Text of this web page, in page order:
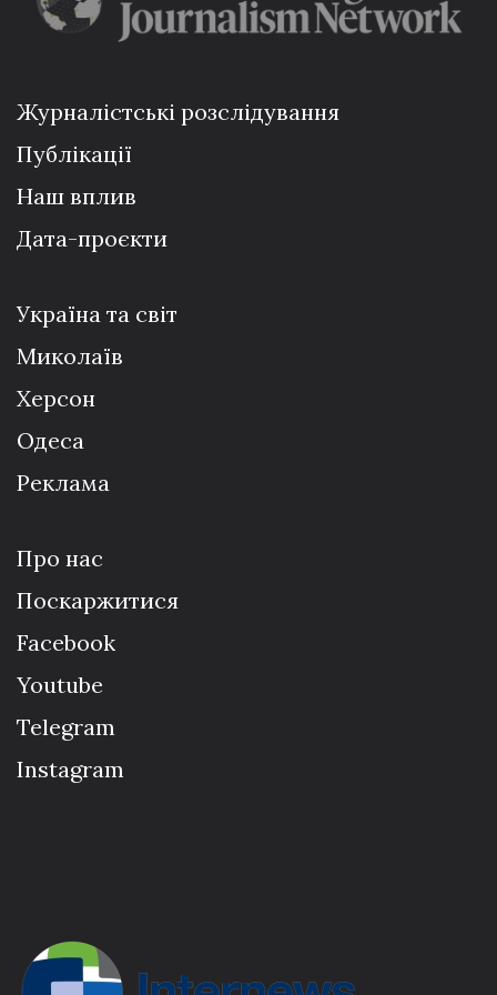
Журналістські розслідування
Публікації
Наш вплив
Дата-проєкти
Україна та світ
Миколаїв
Херсон
Одеса
Реклама
Про нас
Поскаржитися
Facebook
Youtube
Telegram
Instagram